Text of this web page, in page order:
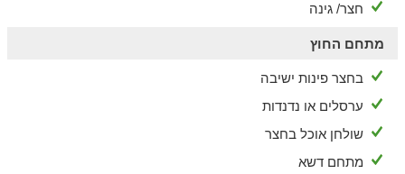
חצר/ גינה
מתחם החוץ
בחצר פינות ישיבה
ערסלים או נדנדות
שולחן אוכל בחצר
מתחם דשא